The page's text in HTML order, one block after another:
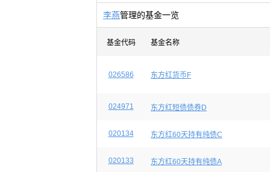
李燕管理的基金一览
基金代码 基金名称
026586 东方红货币F
024971 东方红短债债券D
020134 东方红60天持有纯债C
020133 东方红60天持有纯债A